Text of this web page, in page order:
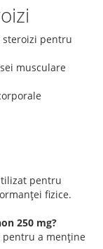
steroizi pentru
musculare
pentru
fizice.
250 mg?
pentru a menține